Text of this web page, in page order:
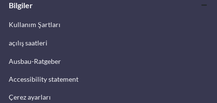
Bilgiler
Kullanım Şartları
açılış saatleri
Ausbau-Ratgeber
Accessibility statement
Çerez ayarları